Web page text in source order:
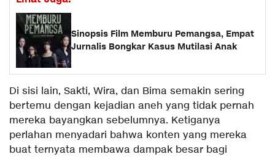
Sinopsis Film Memburu Pemangsa, Empat
Jurnalis Bongkar Kasus Mutilasi Anak
Di sisi lain, Sakti, Wira, dan Bima semakin sering
bertemu dengan kejadian aneh yang tidak pernah
mereka bayangkan sebelumnya. Ketiganya
perlahan menyadari bahwa konten yang mereka
buat ternyata membawa dampak besar bagi